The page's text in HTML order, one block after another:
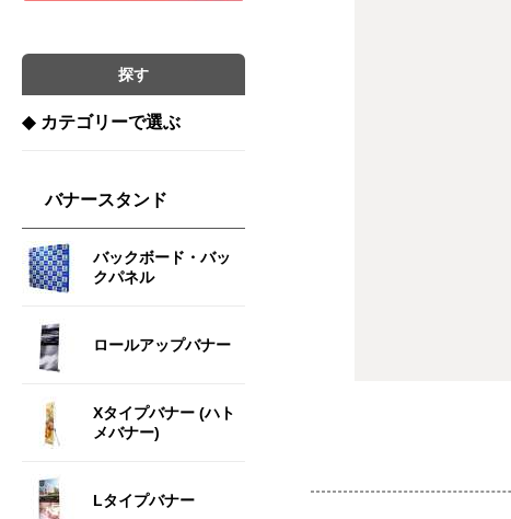
探す
◆ カテゴリーで選ぶ
バナースタンド
バックボード・バッ
クパネル
ロールアップバナー
Xタイプバナー (ハト
メバナー)
Lタイプバナー